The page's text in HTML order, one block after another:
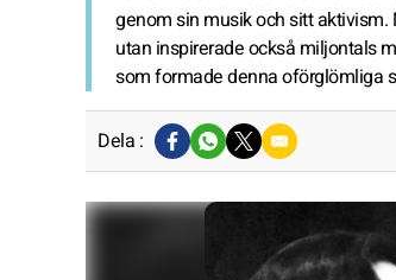
genom sin musik och sitt
utan inspirerade också miljontals
som formade denna oförglömliga
Dela :